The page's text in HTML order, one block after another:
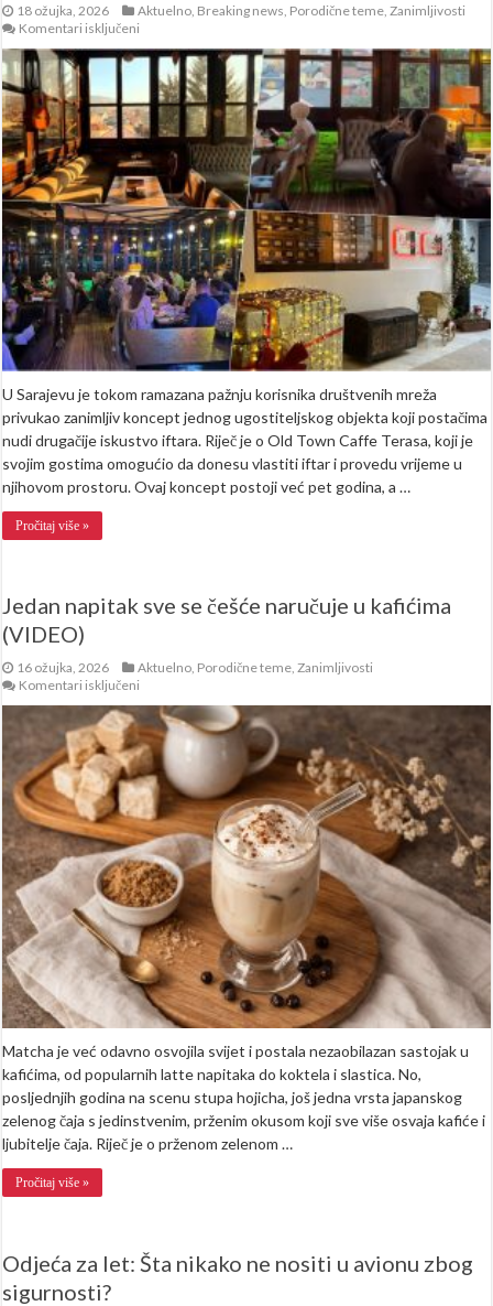
18 ožujka, 2026 Aktuelno Breaking news Porodične teme ,Zanimljivosti
Komentari isključeni
iskustvo
srcu
Sarajeva:
Ovaj
kafić
dopušta
vam
da
donesete
svoj
iftar
i
uživate
u
divnom
pogledu
U Sarajevu je tokom ramazana pažnju korisnika društvenih mreža
privukao zanimljiv koncept jednog ugostiteljskog objekta koji postačima
nudi drugačije iskustvo iftara. Riječ je o Old Town Caffe Terasa, koji je
svojim gostima omogućio da donesu vlastiti iftar i provedu vrijeme u
njihovom prostoru. Ovaj koncept postoji već pet godina, a …
Pročitaj više »
Jedan napitak sve se češće naručuje u kafićima
(VIDEO)
16 ožujka, 2026 Aktuelno Porodične teme ,Zanimljivosti
Komentari isključeni
napitak
sve
se
češće
naručuje
kafićima
(VIDEO)
Matcha je već odavno osvojila svijet i postala nezaobilazan sastojak u
kafićima, od popularnih latte napitaka do koktela i slastica. No,
posljednjih godina na scenu stupa hojicha, još jedna vrsta japanskog
zelenog čaja s jedinstvenim, prženim okusom koji sve više osvaja kafiće i
ljubitelje čaja. Riječ je o prženom zelenom …
Pročitaj više »
Odjeća za let: Šta nikako ne nositi u avionu zbog
sigurnosti?